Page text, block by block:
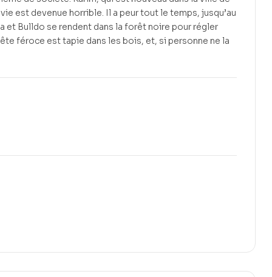
est devenue horrible. Il a peur tout le temps, jusqu’au
et Bulldo se rendent dans la forêt noire pour régler
féroce est tapie dans les bois, et, si personne ne la